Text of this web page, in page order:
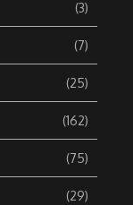
(3)
(7)
(25)
(162)
(75)
(29)